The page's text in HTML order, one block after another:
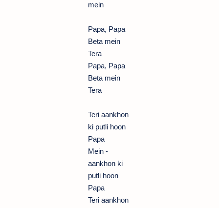
mein
Papa, Papa
Beta mein
Tera
Papa, Papa
Beta mein
Tera
Teri aankhon
ki putli hoon
Papa
Mein -
aankhon ki
putli hoon
Papa
Teri aankhon